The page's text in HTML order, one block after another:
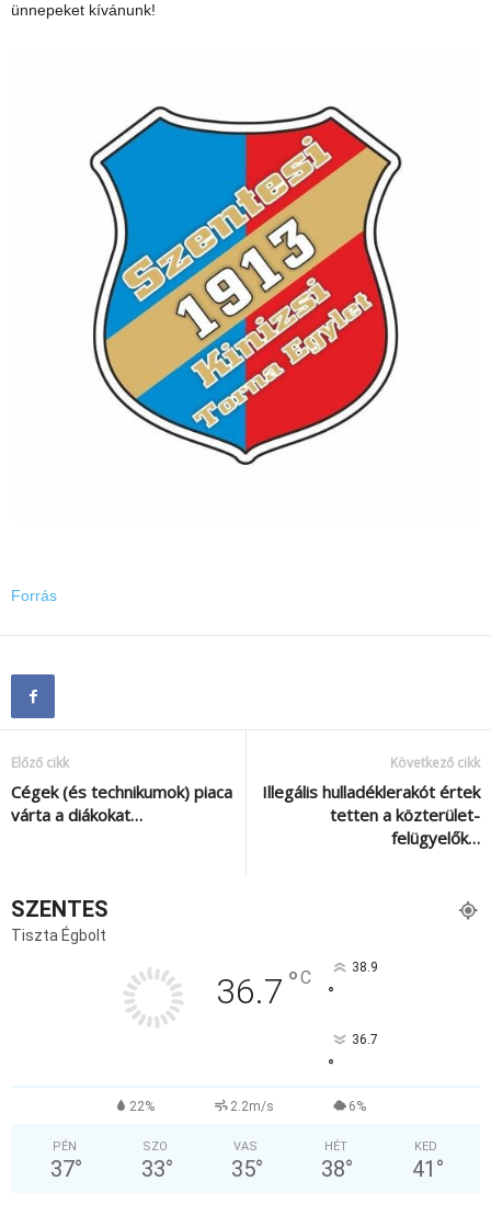
ünnepeket kívánunk!
Forrás
Előző cikk
Cégek (és technikumok) piaca
várta a diákokat…
Következő cikk
Illegális hulladéklerakót értek
tetten a közterület-
felügyelők…
SZENTES
Tiszta Égbolt
36.7 °C 38.9
°
36.7
°
22% 2.2m/s 6%
PÉN
37°
SZO
33°
VAS
35°
HÉT
38°
KED
41 °